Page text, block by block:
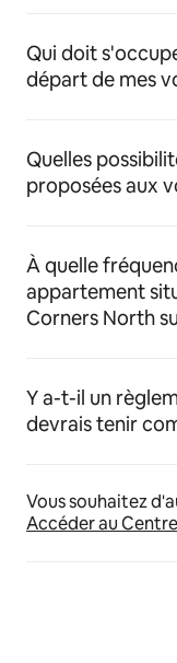
Qui doit
départ de mes
Quelles
proposées aux
À quelle
appartement
Corners North
Y a-t-il un
devrais tenir
Vous souhaitez
Accéder au